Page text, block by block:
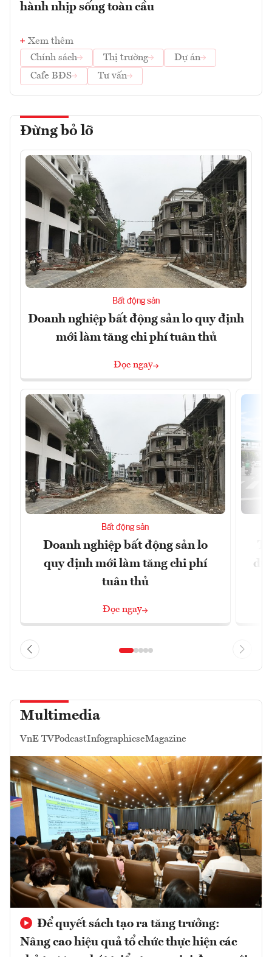
hành nhịp sống toàn cầu
Xem thêm
Chính sách
Thị trường
Dự án
Cafe BĐS
Tư vấn
Đừng bỏ lỡ
Bất động sản
Doanh nghiệp bất động sản lo quy định
mới làm tăng chi phí tuân thủ
Đọc ngay
Bất động sản
Doanh nghiệp bất động sản lo
quy định mới làm tăng chi phí
tuân thủ
Đọc ngay
Multimedia
VnE TVPodcastInfographicseMagazine
Để quyết sách tạo ra tăng trưởng:
Nâng cao hiệu quả tổ chức thực hiện các